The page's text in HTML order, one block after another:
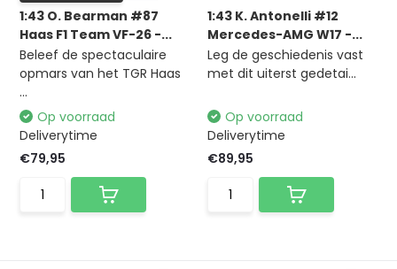
1:43 O. Bearman #87
Haas F1 Team VF-26 -...
Beleef de spectaculaire
opmars van het TGR Haas
...
Op voorraad
Deliverytime
€79,95
1:43 K. Antonelli #12
Mercedes-AMG W17 -...
Leg de geschiedenis vast
met dit uiterst gedetai...
Op voorraad
Deliverytime
€89,95